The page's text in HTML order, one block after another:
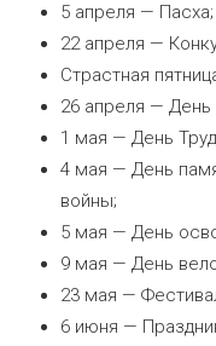
5 апреля — Пасха;
22 апреля —
Страстная
26 апреля — День
1 мая — День
4 мая — День
войны;
5 мая — День
9 мая — День
23 мая —
6 июня —